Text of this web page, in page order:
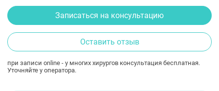
Записаться на консультацию
Оставить отзыв
при записи online - у многих хирургов консультация бесплатная.
Уточняйте у оператора.